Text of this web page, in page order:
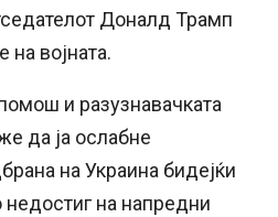
Доналд Трамп
војната.
и разузнавачката
да ја ослабне
на Украина бидејќи
недостиг на напредни